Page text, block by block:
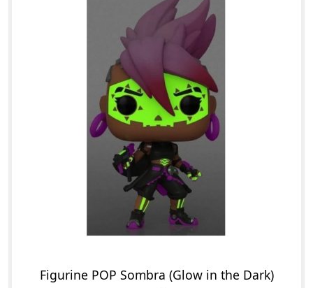
Figurine POP Sombra (Glow in the Dark)